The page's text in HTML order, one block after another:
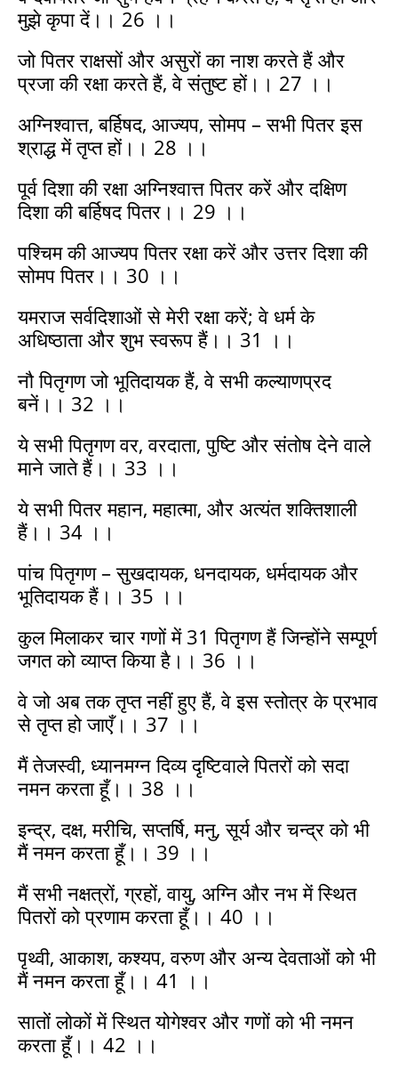
मुझे कृपा दें।। 26 ।।
जो पितर राक्षसों और असुरों का नाश करते हैं और
प्रजा की रक्षा करते हैं, वे संतुष्ट हों।। 27 ।।
अग्निश्वात्त, बर्हिषद, आज्यप, सोमप – सभी पितर इस
श्राद्ध में तृप्त हों।। 28 ।।
पूर्व दिशा की रक्षा अग्निश्वात्त पितर करें और दक्षिण
दिशा की बर्हिषद पितर।। 29 ।।
पश्चिम की आज्यप पितर रक्षा करें और उत्तर दिशा की
सोमप पितर।। 30 ।।
यमराज सर्वदिशाओं से मेरी रक्षा करें; वे धर्म के
अधिष्ठाता और शुभ स्वरूप हैं।। 31 ।।
नौ पितृगण जो भूतिदायक हैं, वे सभी कल्याणप्रद
बनें।। 32 ।।
ये सभी पितृगण वर, वरदाता, पुष्टि और संतोष देने वाले
माने जाते हैं।। 33 ।।
ये सभी पितर महान, महात्मा, और अत्यंत शक्तिशाली
हैं।। 34 ।।
पांच पितृगण – सुखदायक, धनदायक, धर्मदायक और
भूतिदायक हैं।। 35 ।।
कुल मिलाकर चार गणों में 31 पितृगण हैं जिन्होंने सम्पूर्ण
जगत को व्याप्त किया है।। 36 ।।
वे जो अब तक तृप्त नहीं हुए हैं, वे इस स्तोत्र के प्रभाव
से तृप्त हो जाएँ।। 37 ।।
मैं तेजस्वी, ध्यानमग्न दिव्य दृष्टिवाले पितरों को सदा
नमन करता हूँ।। 38 ।।
इन्द्र, दक्ष, मरीचि, सप्तर्षि, मनु, सूर्य और चन्द्र को भी
मैं नमन करता हूँ।। 39 ।।
मैं सभी नक्षत्रों, ग्रहों, वायु, अग्नि और नभ में स्थित
पितरों को प्रणाम करता हूँ।। 40 ।।
पृथ्वी, आकाश, कश्यप, वरुण और अन्य देवताओं को भी
मैं नमन करता हूँ।। 41 ।।
सातों लोकों में स्थित योगेश्वर और गणों को भी नमन
करता हूँ।। 42 ।।